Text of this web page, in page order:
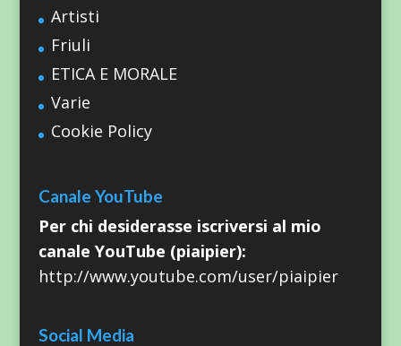
Artisti
Friuli
ETICA E MORALE
Varie
Cookie Policy
Canale YouTube
Per chi desiderasse iscriversi al mio
canale YouTube (piaipier):
http://www.youtube.com/user/piaipier
Social Media